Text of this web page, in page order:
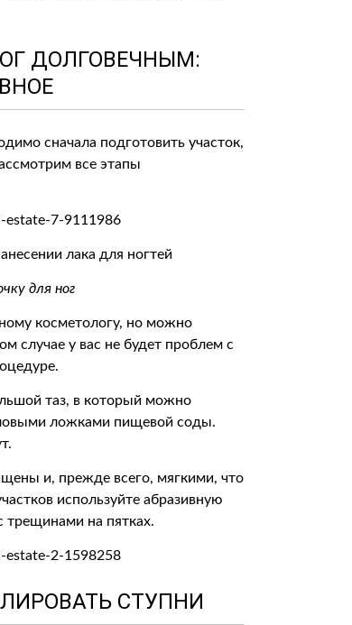
ДОЛГОВЕЧНЫМ:
сначала подготовить участок,
все этапы
лака для ногтей
для ног
косметологу, но можно
случае у вас не будет проблем с
таз, в который можно
ложками пищевой соды.
и, прежде всего, мягкими, что
используйте абразивную
трещинами на пятках.
СТУПНИ